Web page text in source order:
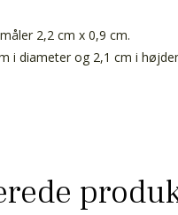
2,2 cm x 0,9 cm.
i diameter og 2,1 cm i